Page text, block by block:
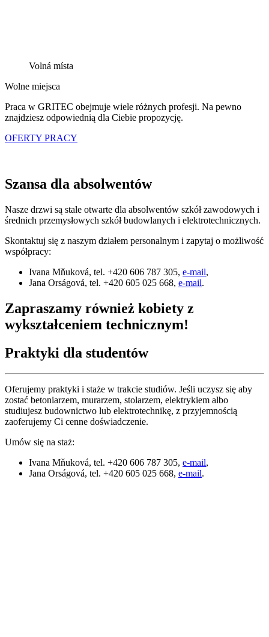
Volná místa
Wolne miejsca
Praca w GRITEC obejmuje wiele różnych profesji. Na pewno
znajdziesz odpowiednią dla Ciebie propozycję.
OFERTY PRACY
Szansa dla absolwentów
Nasze drzwi są stale otwarte dla absolwentów szkół zawodowych i
średnich przemysłowych szkół budowlanych i elektrotechnicznych.
Skontaktuj się z naszym działem personalnym i zapytaj o możliwość
współpracy:
Ivana Mňuková, tel. +420 606 787 305, e-mail,
Jana Orságová, tel. +420 605 025 668, e-mail.
Zapraszamy również kobiety z
wykształceniem technicznym!
Praktyki dla studentów
Oferujemy praktyki i staże w trakcie studiów. Jeśli uczysz się aby
zostać betoniarzem, murarzem, stolarzem, elektrykiem albo
studiujesz budownictwo lub elektrotechnikę, z przyjemnością
zaoferujemy Ci cenne doświadczenie.
Umów się na staż:
Ivana Mňuková, tel. +420 606 787 305, e-mail,
Jana Orságová, tel. +420 605 025 668, e-mail.